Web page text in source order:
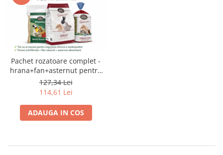
Pachet rozatoare complet -
hrana+fan+asternut pentru
ingrijire zilnica
127,34 Lei
114,61 Lei
ADAUGA IN COS